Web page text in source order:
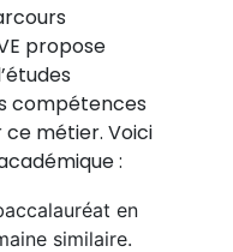
propose
compétences
métier. Voici
:
en
similaire.